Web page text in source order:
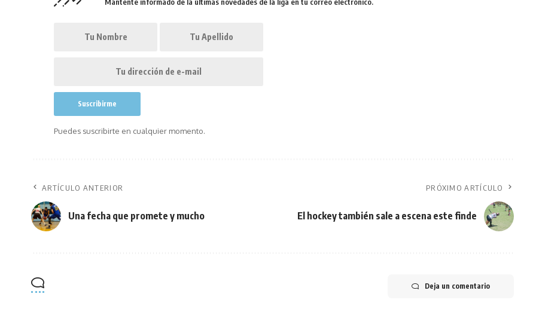
Puedes suscribirte en cualquier momento.
ARTÍCULO ANTERIOR
Una fecha que promete y mucho
PRÓXIMO ARTÍCULO
El hockey también sale a escena este finde
Deja un comentario